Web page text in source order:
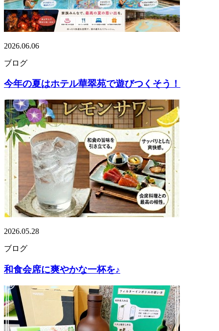
2026.06.06
ブログ
今年の夏はホテル華翠苑で遊びつくそう！
2026.05.28
ブログ
和食会席に爽やかな一杯を♪